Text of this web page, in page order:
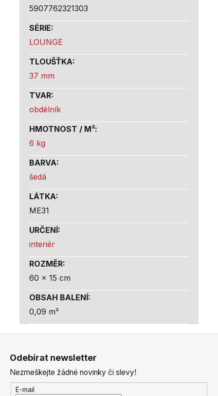
5907762321303
SÉRIE:
LOUNGE
TLOUŠŤKA:
37 mm
TVAR:
obdélník
HMOTNOST / M²:
6 kg
BARVA:
šedá
LÁTKA:
ME31
URČENÍ:
interiér
ROZMĚR:
60 x 15 cm
OBSAH BALENÍ:
0,09 m²
Odebírat newsletter
Nezmeškejte žádné novinky či slevy!
E-mail